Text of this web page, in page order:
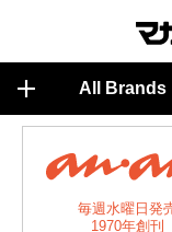
All Brands
毎週水曜日発
1970年創刊